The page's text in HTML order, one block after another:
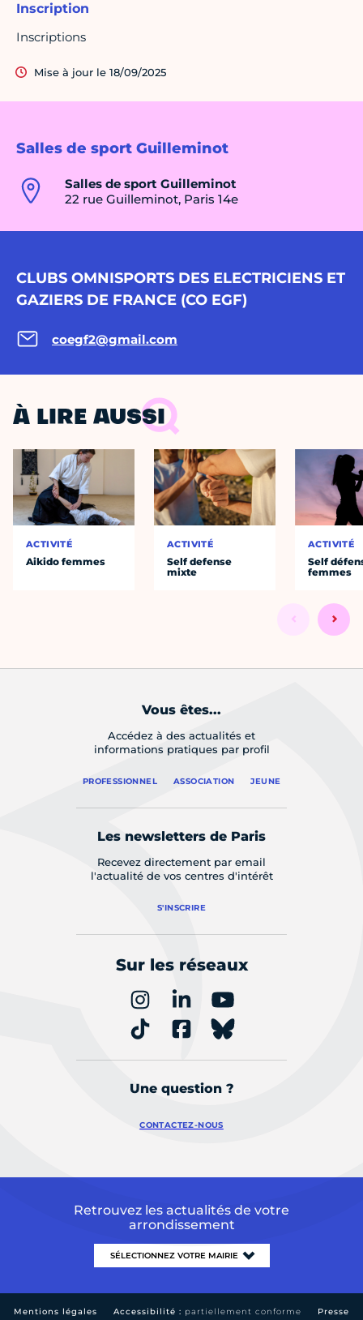
Salles de sport Guilleminot
Salles de sport Guilleminot
22 rue Guilleminot, Paris 14e
CLUBS OMNISPORTS DES ELECTRICIENS ET
GAZIERS DE FRANCE (CO EGF)
coegf2@gmail.com
Inscription
Inscriptions
Mise à jour le 18/09/2025
À LIRE AUSSI
ACTIVITÉ
Aikido femmes
ACTIVITÉ
Self defense
mixte
ACTIVITÉ
Self
femmes
Vous êtes...
Accédez à des actualités et
informations pratiques par profil
PROFESSIONNEL ASSOCIATION JEUNE
Les newsletters de Paris
Recevez directement par email
l'actualité de vos centres d'intérêt
S'INSCRIRE
Sur les réseaux
Une question ?
CONTACTEZ-NOUS
Retrouvez les actualités de votre
arrondissement
Mentions légales Accessibilité : partiellement conforme Presse